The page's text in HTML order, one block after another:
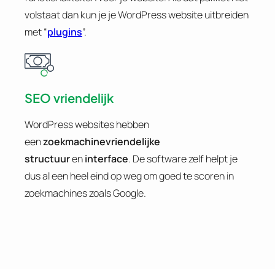
volstaat dan kun je je WordPress website uitbreiden
met “plugins”.
SEO vriendelijk
WordPress websites hebben
eenzoekmachinevriendelijke
structuureninterface. De software zelf helpt je
dus al een heel eind op weg om goed te scoren in
zoekmachines zoals Google.